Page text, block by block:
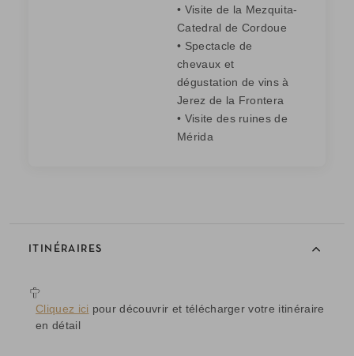
• Visite de la Mezquita-
Catedral de Cordoue
• Spectacle de
chevaux et
dégustation de vins à
Jerez de la Frontera
• Visite des ruines de
Mérida
ITINÉRAIRES
Cliquez ici pour découvrir et télécharger votre itinéraire
en détail